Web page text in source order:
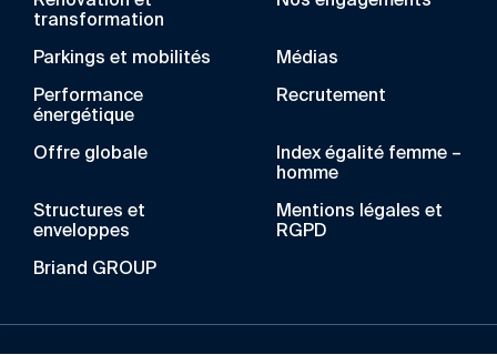
transformation
Parkings et mobilités Médias
Performance
énergétique
Recrutement
Offre globale
Index égalité femme –
homme
Structures et
enveloppes
Mentions légales et
RGPD
Briand GROUP